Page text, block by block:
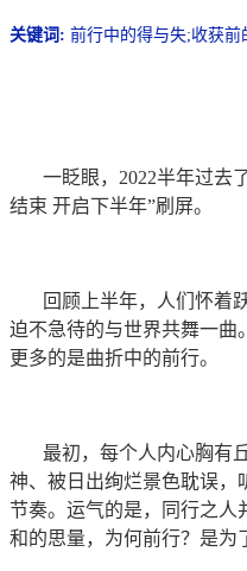
关键词: 前行中的得与失;收获
一眨眼，2022半年过去
结束 开启下半年”刷屏。
回顾上半年，人们怀着跃
迫不急待的与世界共舞一曲
更多的是曲折中的前行。
最初，每个人内心胸有丘
神、被日出绚烂景色耽误，
节奏。运气的是，同行之人
和的思量，为何前行？是为